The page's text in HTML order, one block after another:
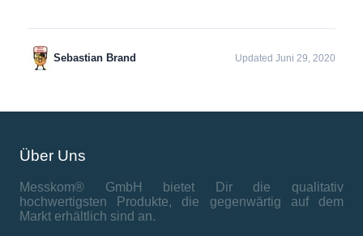
Sebastian Brand Updated Juni 29, 2020
Über Uns
Messkom® GmbH bietet Dir die qualitativ
hochwertigsten Produkte, die gegenwärtig auf dem
Markt erhältlich sind an.